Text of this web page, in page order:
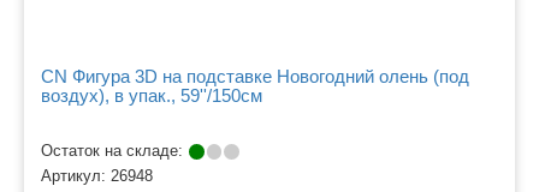
CN Фигура 3D на подставке Новогодний олень (под
воздух), в упак., 59''/150см
Остаток на складе:
Артикул: 26948